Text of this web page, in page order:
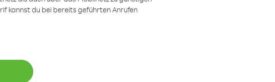
kannst du bei bereits geführten Anrufen